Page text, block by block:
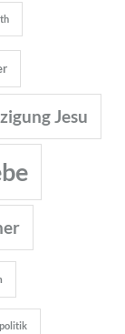
Jesu